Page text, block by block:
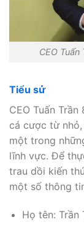
CEO
Tiểu sử
CEO Tuấn
cá cược từ
một trong
lĩnh vực. Để
trau dồi kiến
một số thông
Họ tên: Trần